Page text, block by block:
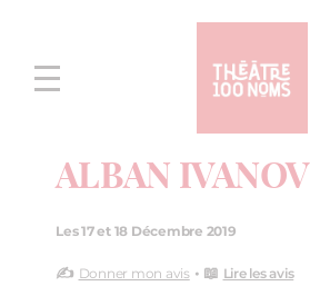
menu
ALBAN IVANOV
Les 17 et 18 Décembre 2019
✍️ Donner mon avis• 📖 Lire les avis